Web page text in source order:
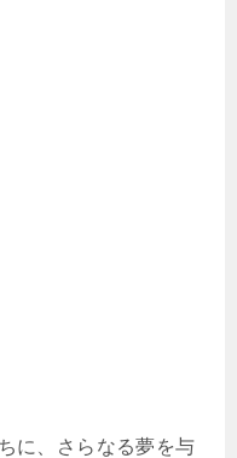
に、さらなる夢を与